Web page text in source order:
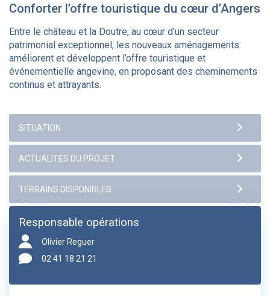
Conforter l’offre touristique du cœur d’Angers
Entre le château et la Doutre, au cœur d’un secteur
patrimonial exceptionnel, les nouveaux aménagements
améliorent et développent l’offre touristique et
événementielle angevine, en proposant des cheminements
continus et attrayants.
Responsable opérations
Olivier Reguer
02 41 18 21 21